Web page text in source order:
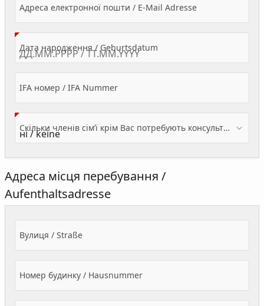
Адреса електронної пошти / E-Mail Adresse(Value Required)
Дата народження / Geburtsdatum
IFA номер / IFA Nummer
Скільки членів сім’ї крім Вас потребують консультації? / Wieviele Familienmitglieder brauchen Beratung - zusätzlich zu Ihnen?
Адреса місця перебування /
Aufenthaltsadresse
Вулиця / Straße
Номер будинку / Hausnummer